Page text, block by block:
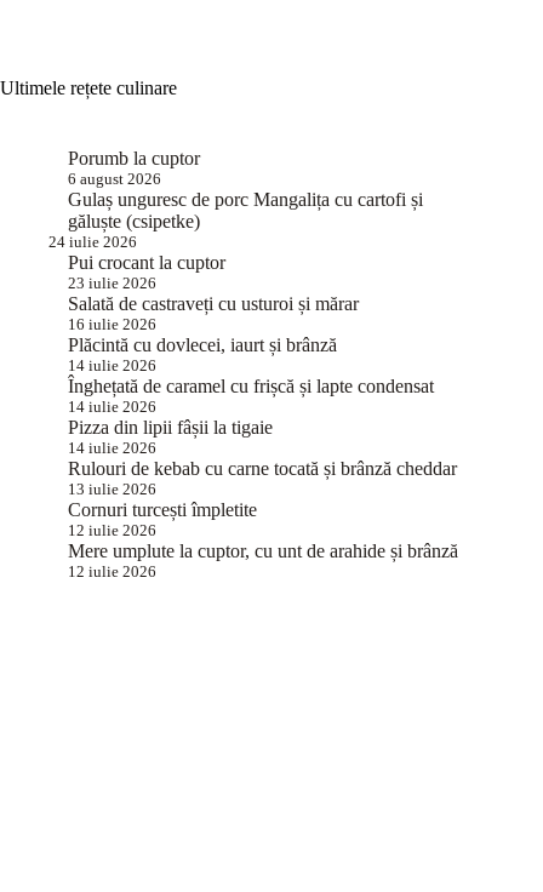
Ultimele rețete culinare
Porumb la cuptor
6 august 2026
Gulaș unguresc de porc Mangalița cu cartofi și
găluște (csipetke)
24 iulie 2026
Pui crocant la cuptor
23 iulie 2026
Salată de castraveți cu usturoi și mărar
16 iulie 2026
Plăcintă cu dovlecei, iaurt și brânză
14 iulie 2026
Înghețată de caramel cu frișcă și lapte condensat
14 iulie 2026
Pizza din lipii fâșii la tigaie
14 iulie 2026
Rulouri de kebab cu carne tocată și brânză cheddar
13 iulie 2026
Cornuri turcești împletite
12 iulie 2026
Mere umplute la cuptor, cu unt de arahide și brânză
12 iulie 2026